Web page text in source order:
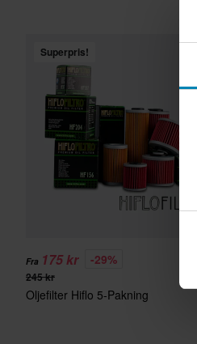
Superpris!
Fra 175 kr -29%
245 kr
Oljefilter Hiflo 5-Pakning